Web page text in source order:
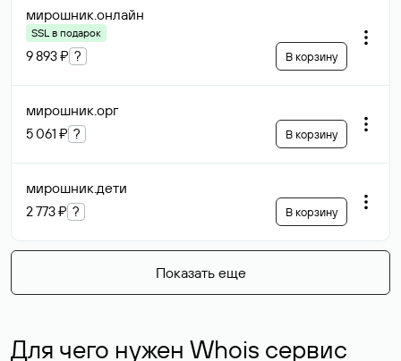
мирошник.онлайн
SSL в подарок
9 893 ₽ ? В корзину
мирошник.орг
5 061 ₽ ? В корзину
мирошник.дети
2 773 ₽ ? В корзину
Показать еще
Для чего нужен Whois сервис